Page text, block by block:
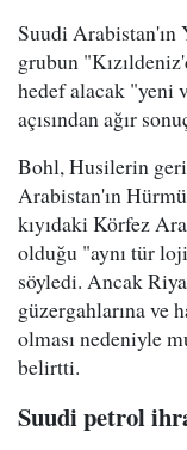
Suudi Arabistan'ın
grubun
hedef alacak "yeni
açısından ağır
Bohl, Husilerin
Arabistan'ın
kıyıdaki Körfez
olduğu "aynı tür
söyledi. Ancak
güzergahlarına ve
olması nedeniyle
belirtti.
Suudi petrol